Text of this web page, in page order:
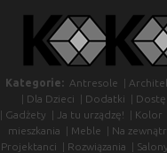
Kategorie: Antresole |
| Dla Dzieci | Dodatki |
| Gadżety | Ja tu urządzę! | Kolor
mieszkania
| Meble | Na
Projektanci | Rozwiązania |